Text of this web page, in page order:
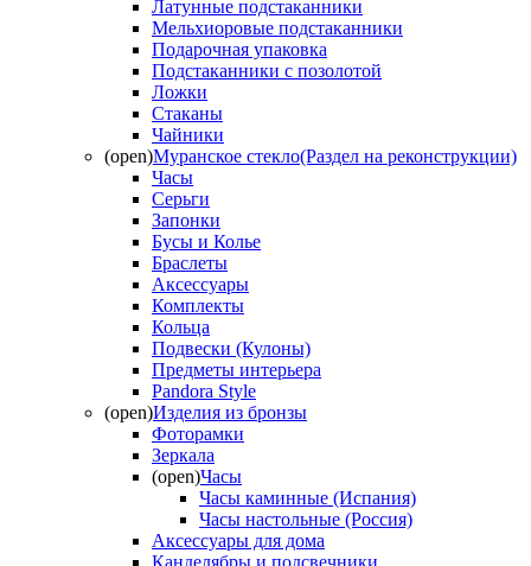
Латунные подстаканники
Мельхиоровые подстаканники
Подарочная упаковка
Подстаканники с позолотой
Ложки
Стаканы
Чайники
(open)Муранское стекло(Раздел на реконструкции)
Часы
Серьги
Запонки
Бусы и Колье
Браслеты
Аксессуары
Комплекты
Кольца
Подвески (Кулоны)
Предметы интерьера
Pandora Style
(open)Изделия из бронзы
Фоторамки
Зеркала
(open)Часы
Часы каминные (Испания)
Часы настольные (Россия)
Аксессуары для дома